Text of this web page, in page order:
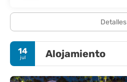
Detalles
14
jul Alojamiento